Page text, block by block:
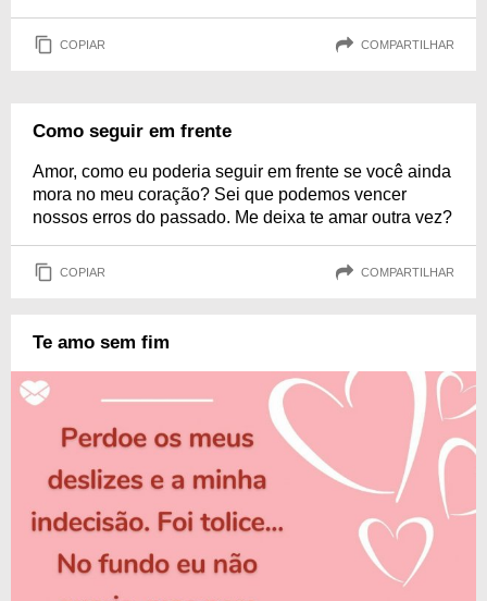
COPIAR COMPARTILHAR
Como seguir em frente
Amor, como eu poderia seguir em frente se você ainda
mora no meu coração? Sei que podemos vencer
nossos erros do passado. Me deixa te amar outra vez?
COPIAR COMPARTILHAR
Te amo sem fim